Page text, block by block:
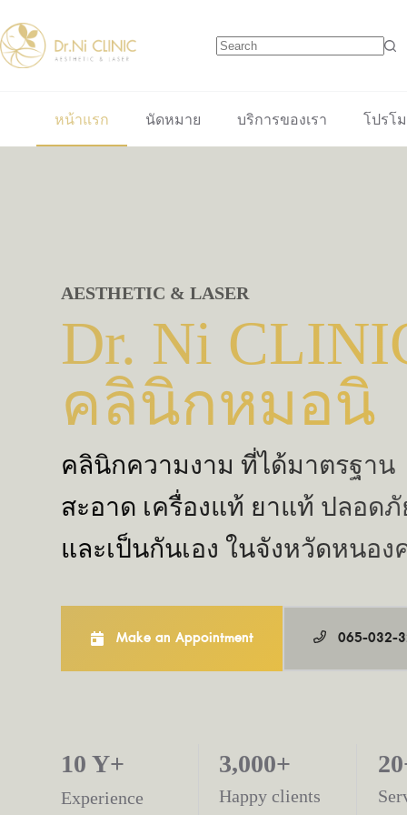
to
content
หน้าแรก นัดหมาย บริการของเรา โปรโ
AESTHETIC & LASER
Dr. Ni
คลินิกหมอนิ
คลินิกความงาม ที่ได้มาตรฐาน
สะอาด เครื่องแท้ ยาแท้ ปลอด
และเป็นกันเอง ในจังหวัดหนอง
Make an Appointment 065-032-
10 Y+
Experience
3,000+
Happy clients